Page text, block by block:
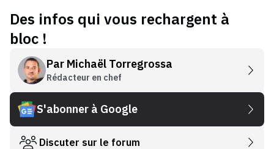
Des infos qui vous rechargent à
bloc !
Par Michaël Torregrossa
Rédacteur en chef
S'abonner à Google
Discuter sur le forum